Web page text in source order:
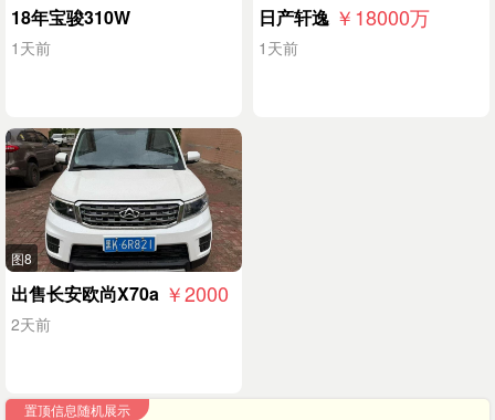
18年宝骏310W
1天前
日产轩逸 ￥18000万
1天前
图8
出售长安欧尚X70a ￥2000
2天前
置顶信息随机展示